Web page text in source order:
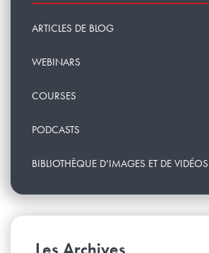
ARTICLES DE BLOG
WEBINARS
COURSES
PODCASTS
BIBLIOTHÈQUE D’IMAGES ET DE VIDÉOS